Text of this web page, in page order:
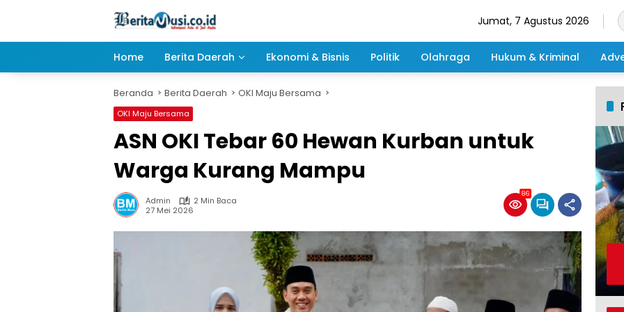
Jumat, 7 Agustus 2026
Home Berita Daerah Ekonomi & Bisnis Politik Olahraga Hukum & Kriminal
Beranda Berita Daerah OKI Maju Bersama
OKI Maju Bersama
ASN OKI Tebar 60 Hewan Kurban untuk
Warga Kurang Mampu
Admin
2 Min Baca
27 Mei 2026
86